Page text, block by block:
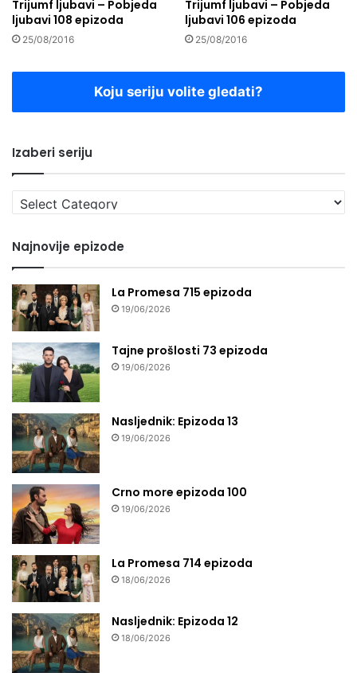
Trijumf ljubavi – Pobjeda
ljubavi 108 epizoda
25/08/2016
Trijumf ljubavi – Pobjeda
ljubavi 106 epizoda
25/08/2016
Koju seriju volite gledati?
Izaberi seriju
Izaberi
seriju
Najnovije epizode
La Promesa 715 epizoda
19/06/2026
Tajne prošlosti 73 epizoda
19/06/2026
Nasljednik: Epizoda 13
19/06/2026
Crno more epizoda 100
19/06/2026
La Promesa 714 epizoda
18/06/2026
Nasljednik: Epizoda 12
18/06/2026